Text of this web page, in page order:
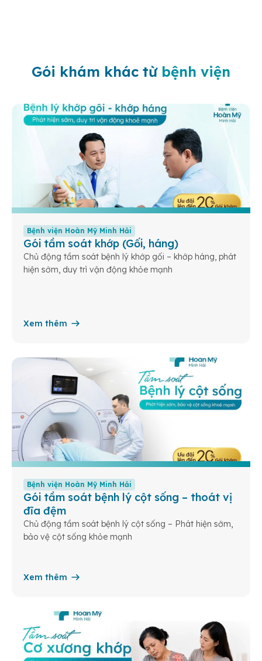
Gói khám khác từ bệnh viện
Bệnh viện Hoàn Mỹ Minh Hải
Gói tầm soát khớp (Gối, háng)
Chủ động tầm soát bệnh lý khớp gối – khớp háng, phát
hiện sớm, duy trì vận động khỏe mạnh
Xem thêm
Bệnh viện Hoàn Mỹ Minh Hải
Gói tầm soát bệnh lý cột sống – thoát vị
đĩa đệm
Chủ động tầm soát bệnh lý cột sống – Phát hiện sớm,
bảo vệ cột sống khỏe mạnh
Xem thêm